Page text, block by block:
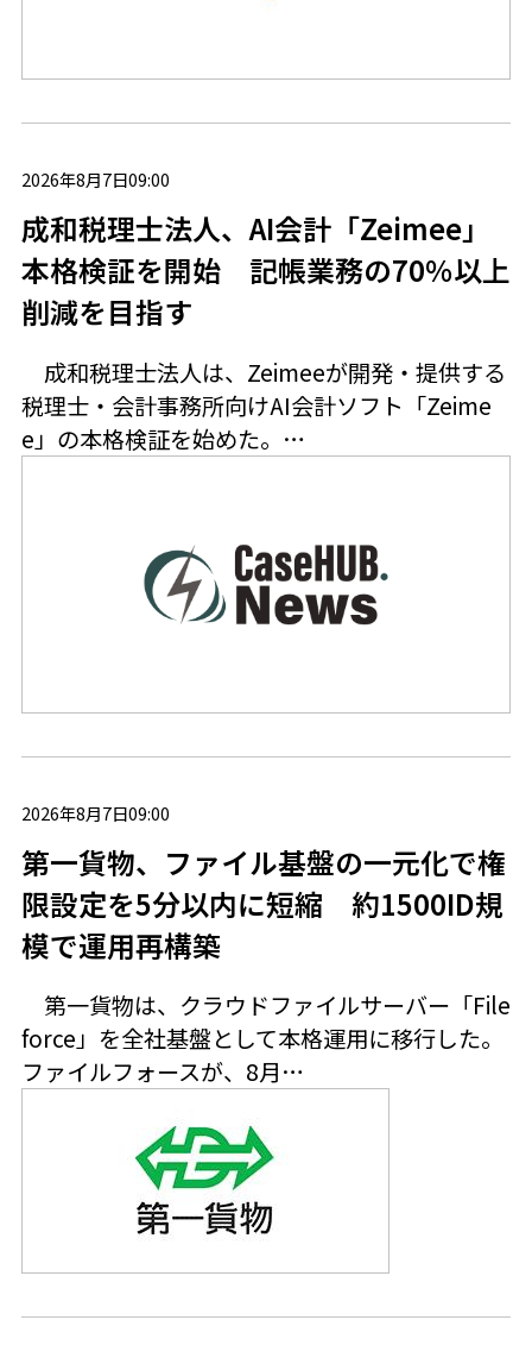
2026年8月7日09:00
成和税理士法人、AI会計「Zeimee」
本格検証を開始 記帳業務の70％以上
削減を目指す
成和税理士法人は、Zeimeeが開発・提供する
税理士・会計事務所向けAI会計ソフト「Zeime
e」の本格検証を始めた。…
2026年8月7日09:00
第一貨物、ファイル基盤の一元化で権
限設定を5分以内に短縮 約1500ID規
模で運用再構築
第一貨物は、クラウドファイルサーバー「File
force」を全社基盤として本格運用に移行した。
ファイルフォースが、8月…